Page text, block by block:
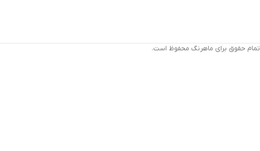
تمام حقوق برای ماهرنگ محفوظ است.